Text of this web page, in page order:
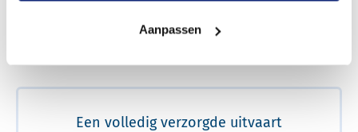
Aanpassen
Een volledig verzorgde uitvaart